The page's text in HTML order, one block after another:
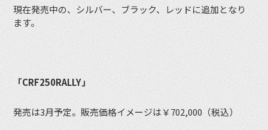
現在発売中の、シルバー、ブラック、レッドに追加となり
ます。
「CRF250RALLY」
発売は3月予定。販売価格イメージは￥702,000（税込）